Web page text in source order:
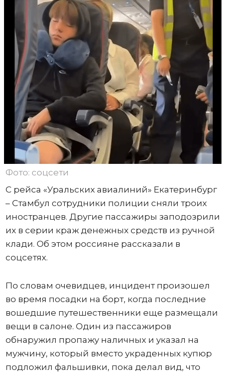
Фото: соцсети
С рейса «Уральских авиалиний» Екатеринбург
– Стамбул сотрудники полиции сняли троих
иностранцев. Другие пассажиры заподозрили
их в серии краж денежных средств из ручной
клади. Об этом россияне рассказали в
соцсетях.
По словам очевидцев, инцидент произошел
во время посадки на борт, когда последние
вошедшие путешественники еще размещали
вещи в салоне. Один из пассажиров
обнаружил пропажу наличных и указал на
мужчину, который вместо украденных купюр
подложил фальшивки, пока делал вид, что